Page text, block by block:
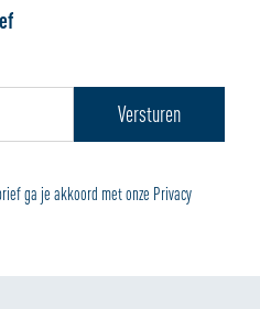
ga je akkoord met onze Privacy